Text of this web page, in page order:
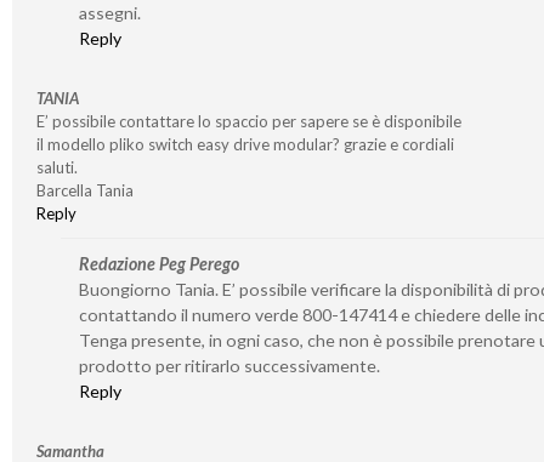
assegni.
Reply
TANIA
E’ possibile contattare lo spaccio per sapere se è disponibile
il modello pliko switch easy drive modular? grazie e cordiali
saluti.
Barcella Tania
Reply
Redazione Peg Perego
Buongiorno Tania. E’ possibile verificare la disponibilità di
contattando il numero verde 800-147414 e chiedere delle
Tenga presente, in ogni caso, che non è possibile prenotare
prodotto per ritirarlo successivamente.
Reply
Samantha